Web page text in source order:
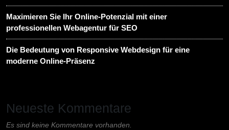
Maximieren Sie Ihr Online-Potenzial mit einer
professionellen Webagentur für SEO
Die Bedeutung von Responsive Webdesign für eine
moderne Online-Präsenz
Neueste Kommentare
Es sind keine Kommentare vorhanden.